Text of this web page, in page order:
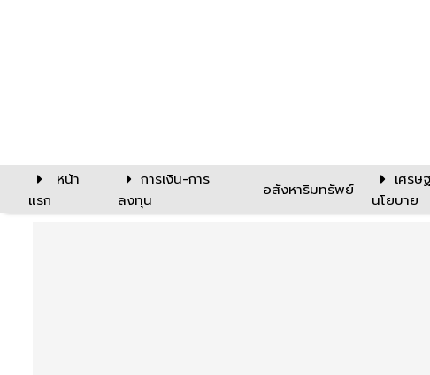
หน้า
แรก
การเงิน-การ
ลงทุน
อสังหาริมทรัพย์
เศรษ
นโยบาย